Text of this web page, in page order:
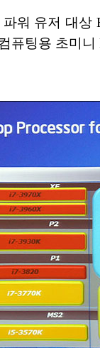
워 유저 대
퓨팅용 초미